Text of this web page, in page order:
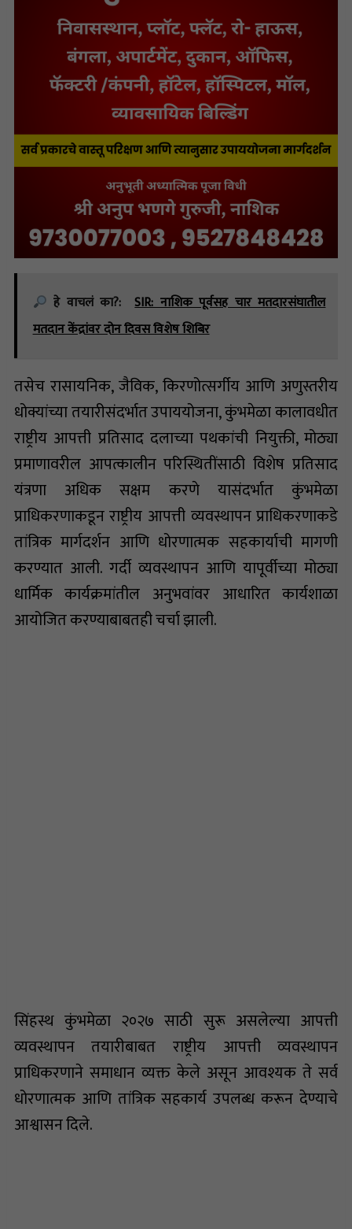
हे वाचलं का?:
SIR: नाशिक पूर्वसह चार मतदारसंघातील
मतदान केंद्रांवर दोन दिवस विशेष शिबिर
तसेच रासायनिक, जैविक, किरणोत्सर्गीय आणि अणुस्तरीय
धोक्यांच्या तयारीसंदर्भात उपाययोजना, कुंभमेळा कालावधीत
राष्ट्रीय आपत्ती प्रतिसाद दलाच्या पथकांची नियुक्ती, मोठ्या
प्रमाणावरील आपत्कालीन परिस्थितींसाठी विशेष प्रतिसाद
यंत्रणा अधिक सक्षम करणे यासंदर्भात कुंभमेळा
प्राधिकरणाकडून राष्ट्रीय आपत्ती व्यवस्थापन प्राधिकरणाकडे
तांत्रिक मार्गदर्शन आणि धोरणात्मक सहकार्याची मागणी
करण्यात आली. गर्दी व्यवस्थापन आणि यापूर्वीच्या मोठ्या
धार्मिक कार्यक्रमांतील अनुभवांवर आधारित कार्यशाळा
आयोजित करण्याबाबतही चर्चा झाली.
सिंहस्थ कुंभमेळा २०२७ साठी सुरू असलेल्या आपत्ती
व्यवस्थापन तयारीबाबत राष्ट्रीय आपत्ती व्यवस्थापन
प्राधिकरणाने समाधान व्यक्त केले असून आवश्यक ते सर्व
धोरणात्मक आणि तांत्रिक सहकार्य उपलब्ध करून देण्याचे
आश्वासन दिले.